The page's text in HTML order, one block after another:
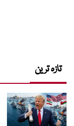
تازہ ترین